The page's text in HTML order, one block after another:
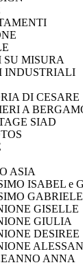
MISURA
INDUSTRIALI
DI CESARE
A
SIAD
ASIA
ISABEL e
GABRIELE
GISELLE
GIULIA
DESIREE
ANNA